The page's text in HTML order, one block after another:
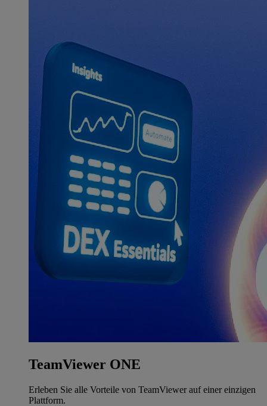
TeamViewer ONE
Erleben Sie alle Vorteile von TeamViewer auf einer einzigen
Plattform.